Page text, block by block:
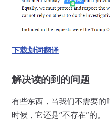
下载划词翻译
解决读的到的问题
有些东西，当我们不需要的
时候，它还是“不存在”的。